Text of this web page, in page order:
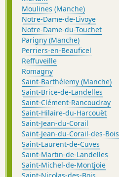
Moulines (Manche)
Notre-Dame-de-Livoye
Notre-Dame-du-Touchet
Parigny (Manche)
Perriers-en-Beauficel
Reffuveille
Romagny
Saint-Barthélemy (Manche)
Saint-Brice-de-Landelles
Saint-Clément-Rancoudray
Saint-Hilaire-du-Harcouët
Saint-Jean-du-Corail
Saint-Jean-du-Corail-des-Bois
Saint-Laurent-de-Cuves
Saint-Martin-de-Landelles
Saint-Michel-de-Montjoie
Saint-Nicolas-des-Bois